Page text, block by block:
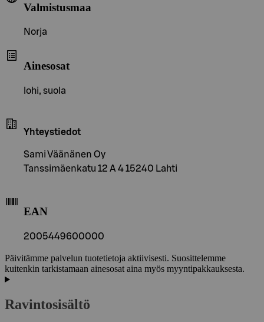
Valmistusmaa
Norja
Ainesosat
lohi, suola
Yhteystiedot
Sami Väänänen Oy
Tanssimäenkatu 12 A 4 15240 Lahti
EAN
2005449600000
Päivitämme palvelun tuotetietoja aktiivisesti. Suosittelemme
kuitenkin tarkistamaan ainesosat aina myös myyntipakkauksesta.
Ravintosisältö